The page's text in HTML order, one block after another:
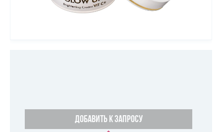
ДОБАВИТЬ К ЗАПРОСУ